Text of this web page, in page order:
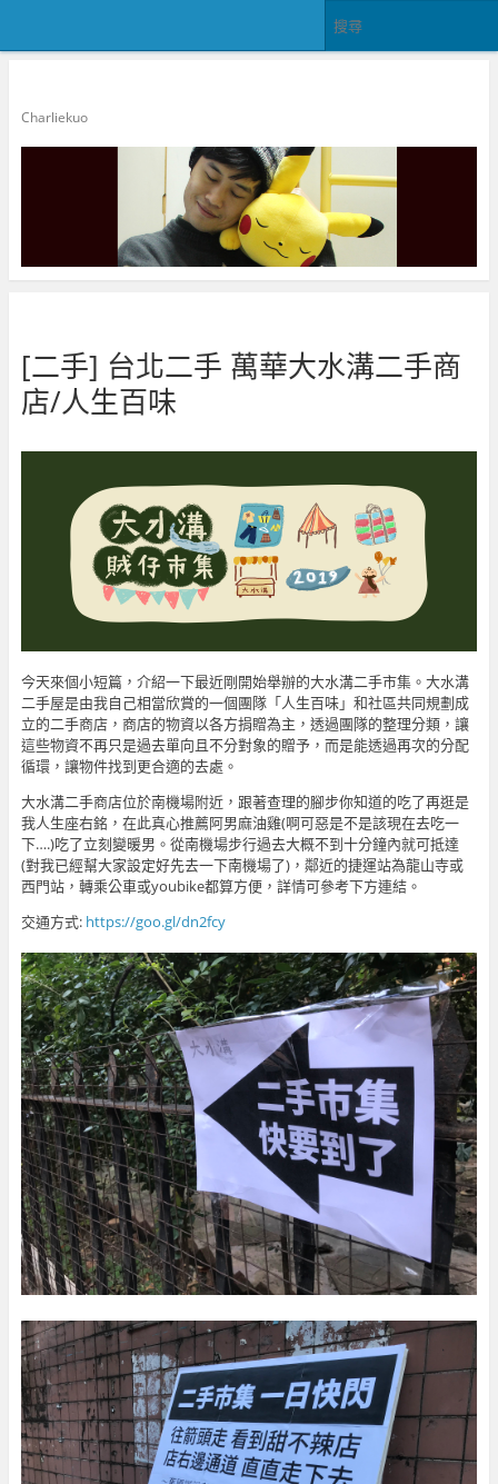
Charliekuo
[二手] 台北二手 萬華大水溝二手商
店/人生百味
今天來個小短篇，介紹一下最近剛開始舉辦的大水溝二手市集。大水溝
二手屋是由我自己相當欣賞的一個團隊「人生百味」和社區共同規劃成
立的二手商店，商店的物資以各方捐贈為主，透過團隊的整理分類，讓
這些物資不再只是過去單向且不分對象的贈予，而是能透過再次的分配
循環，讓物件找到更合適的去處。
大水溝二手商店位於南機場附近，跟著查理的腳步你知道的吃了再逛是
我人生座右銘，在此真心推薦阿男麻油雞(啊可惡是不是該現在去吃一
下….)吃了立刻變暖男。從南機場步行過去大概不到十分鐘內就可抵達
(對我已經幫大家設定好先去一下南機場了)，鄰近的捷運站為龍山寺或
西門站，轉乘公車或youbike都算方便，詳情可參考下方連結。
交通方式: https://goo.gl/dn2fcy